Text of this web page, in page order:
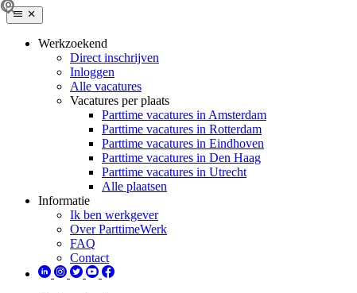
Werkzoekend
Direct inschrijven
Inloggen
Alle vacatures
Vacatures per plaats
Parttime vacatures in Amsterdam
Parttime vacatures in Rotterdam
Parttime vacatures in Eindhoven
Parttime vacatures in Den Haag
Parttime vacatures in Utrecht
Alle plaatsen
Informatie
Ik ben werkgever
Over ParttimeWerk
FAQ
Contact